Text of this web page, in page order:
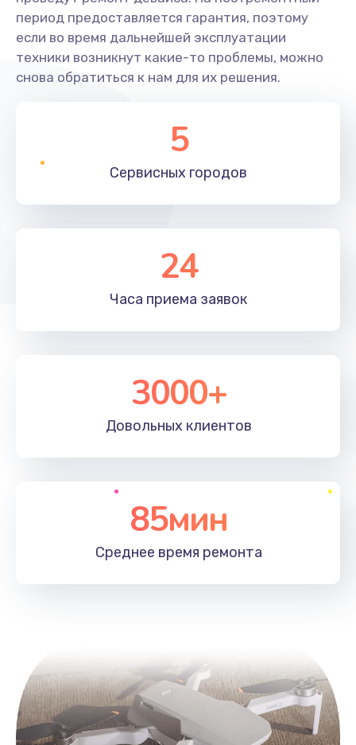
период предоставляется гарантия, поэтому
если во время дальнейшей эксплуатации
техники возникнут какие-то проблемы, можно
снова обратиться к нам для их решения.
5
Сервисных городов
24
Часа приема заявок
3000+
Довольных клиентов
85мин
Среднее время ремонта